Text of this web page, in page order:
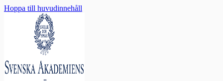
Hoppa till huvudinnehåll